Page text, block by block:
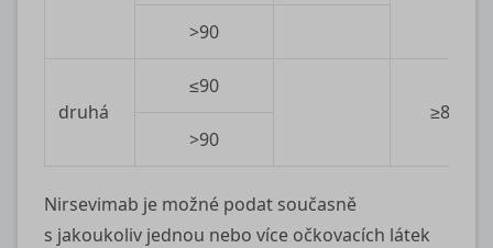
>90
druhá
≤90
≥8
>90
Nirsevimab je možné podat současně
s jakoukoliv jednou nebo více očkovacích látek